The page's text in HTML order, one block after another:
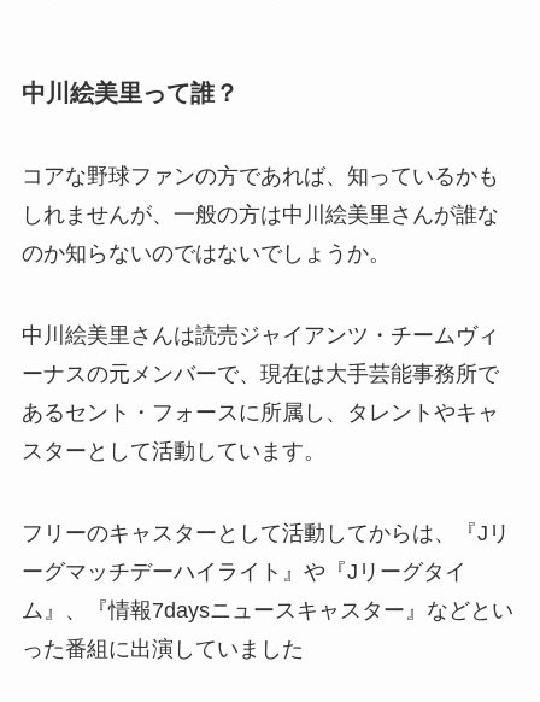
中川絵美里って誰？
コアな野球ファンの方であれば、知っているかも
しれませんが、一般の方は中川絵美里さんが誰な
のか知らないのではないでしょうか。
中川絵美里さんは読売ジャイアンツ・チームヴィ
ーナスの元メンバーで、現在は大手芸能事務所で
あるセント・フォースに所属し、タレントやキャ
スターとして活動しています。
フリーのキャスターとして活動してからは、『Jリ
ーグマッチデーハイライト』や『Jリーグタイ
ム』、『情報7daysニュースキャスター』などとい
った番組に出演していました